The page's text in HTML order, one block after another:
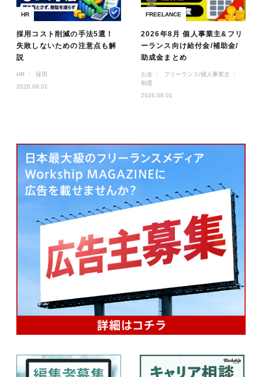
HR
採用コスト削減の手法5選！
失敗しないための注意点も解
説
HR
採用
2026.08.01
FREELANCE
2026年8月 個人事業主&フリ
ーランス向け給付金/補助金/
助成金まとめ
お金
フリーランス/個人事業主
制度
2026.08.01